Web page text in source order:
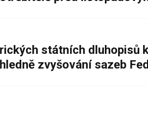
státních dluhopisů
zvyšování sazeb